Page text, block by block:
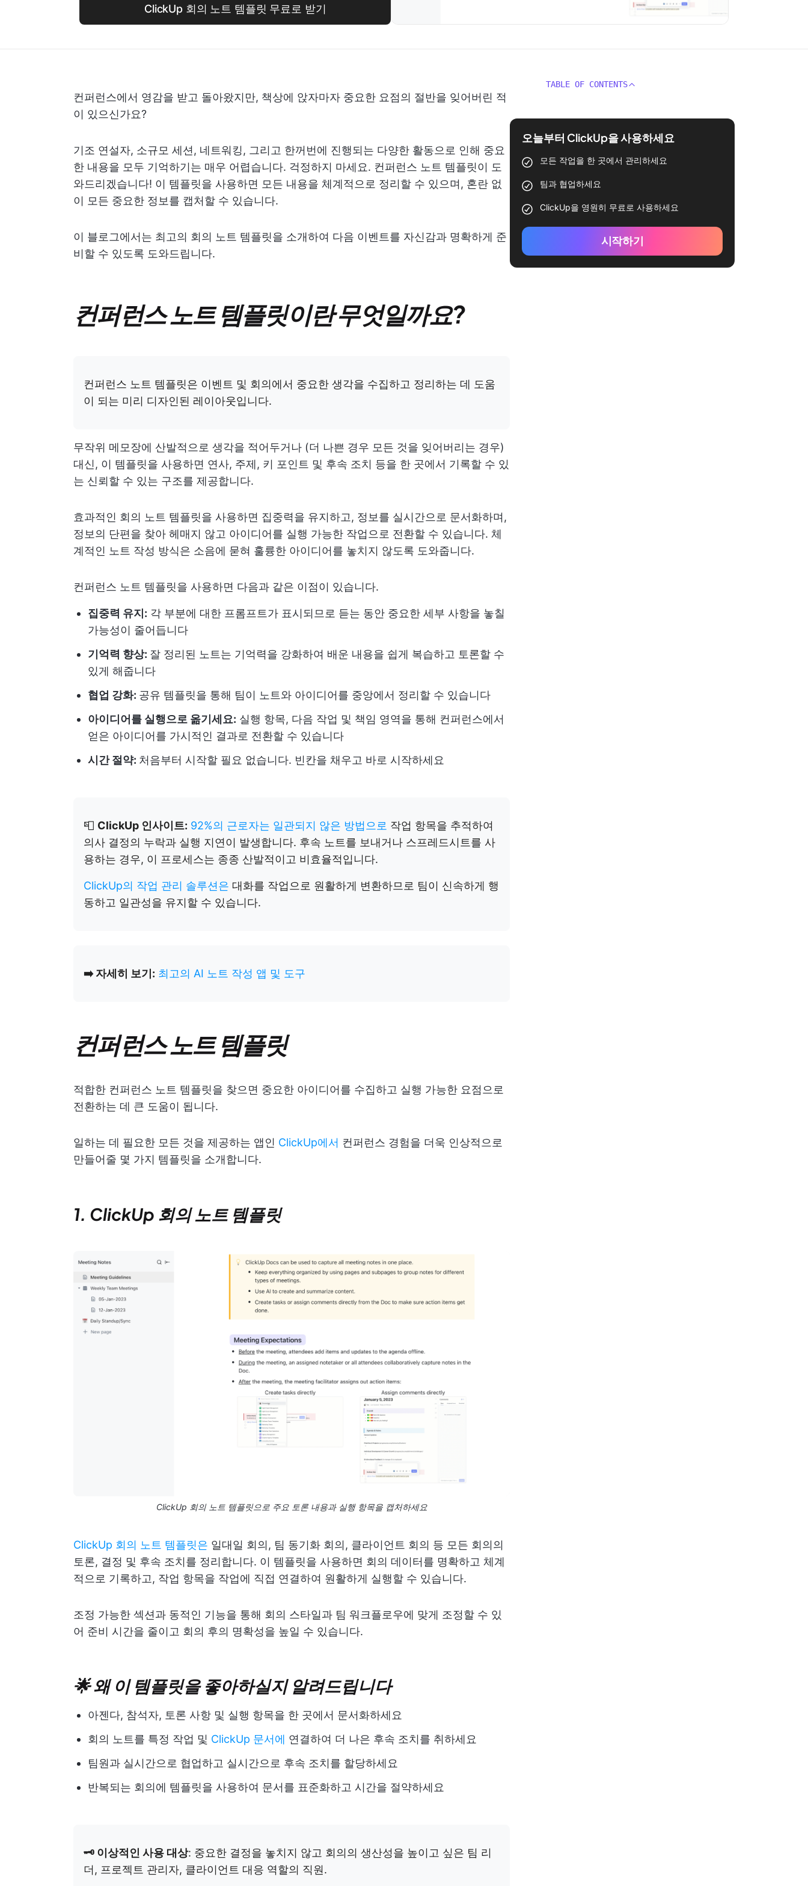
ClickUp 회의 노트 템플릿 무료로 받기
컨퍼런스에서 영감을 받고 돌아왔지만, 책상에 앉자마자 중요한 요점의 절반을 잊어버린 적
이 있으신가요?
기조 연설자, 소규모 세션, 네트워킹, 그리고 한꺼번에 진행되는 다양한 활동으로 인해 중요
한 내용을 모두 기억하기는 매우 어렵습니다. 걱정하지 마세요. 컨퍼런스 노트 템플릿이 도
와드리겠습니다! 이 템플릿을 사용하면 모든 내용을 체계적으로 정리할 수 있으며, 혼란 없
이 모든 중요한 정보를 캡처할 수 있습니다.
이 블로그에서는 최고의 회의 노트 템플릿을 소개하여 다음 이벤트를 자신감과 명확하게 준
비할 수 있도록 도와드립니다.
컨퍼런스 노트 템플릿이란 무엇일까요?
컨퍼런스 노트 템플릿은 이벤트 및 회의에서 중요한 생각을 수집하고 정리하는 데 도움
이 되는 미리 디자인된 레이아웃입니다.
무작위 메모장에 산발적으로 생각을 적어두거나 (더 나쁜 경우 모든 것을 잊어버리는 경우)
대신, 이 템플릿을 사용하면 연사, 주제, 키 포인트 및 후속 조치 등을 한 곳에서 기록할 수 있
는 신뢰할 수 있는 구조를 제공합니다.
효과적인 회의 노트 템플릿을 사용하면 집중력을 유지하고, 정보를 실시간으로 문서화하며,
정보의 단편을 찾아 헤매지 않고 아이디어를 실행 가능한 작업으로 전환할 수 있습니다. 체
계적인 노트 작성 방식은 소음에 묻혀 훌륭한 아이디어를 놓치지 않도록 도와줍니다.
컨퍼런스 노트 템플릿을 사용하면 다음과 같은 이점이 있습니다.
집중력 유지: 각 부분에 대한 프롬프트가 표시되므로 듣는 동안 중요한 세부 사항을 놓칠
가능성이 줄어듭니다
기억력 향상: 잘 정리된 노트는 기억력을 강화하여 배운 내용을 쉽게 복습하고 토론할 수
있게 해줍니다
협업 강화: 공유 템플릿을 통해 팀이 노트와 아이디어를 중앙에서 정리할 수 있습니다
아이디어를 실행으로 옮기세요: 실행 항목, 다음 작업 및 책임 영역을 통해 컨퍼런스에서
얻은 아이디어를 가시적인 결과로 전환할 수 있습니다
시간 절약: 처음부터 시작할 필요 없습니다. 빈칸을 채우고 바로 시작하세요
📮 ClickUp 인사이트: 92%의 근로자는 일관되지 않은 방법으로 작업 항목을 추적하여
의사 결정의 누락과 실행 지연이 발생합니다. 후속 노트를 보내거나 스프레드시트를 사
용하는 경우, 이 프로세스는 종종 산발적이고 비효율적입니다.
ClickUp의 작업 관리 솔루션은 대화를 작업으로 원활하게 변환하므로 팀이 신속하게 행
동하고 일관성을 유지할 수 있습니다.
➡️ 자세히 보기: 최고의 AI 노트 작성 앱 및 도구
컨퍼런스 노트 템플릿
적합한 컨퍼런스 노트 템플릿을 찾으면 중요한 아이디어를 수집하고 실행 가능한 요점으로
전환하는 데 큰 도움이 됩니다.
일하는 데 필요한 모든 것을 제공하는 앱인 ClickUp에서 컨퍼런스 경험을 더욱 인상적으로
만들어줄 몇 가지 템플릿을 소개합니다.
1. ClickUp 회의 노트 템플릿
ClickUp 회의 노트 템플릿으로 주요 토론 내용과 실행 항목을 캡처하세요
ClickUp 회의 노트 템플릿은 일대일 회의, 팀 동기화 회의, 클라이언트 회의 등 모든 회의의
토론, 결정 및 후속 조치를 정리합니다. 이 템플릿을 사용하면 회의 데이터를 명확하고 체계
적으로 기록하고, 작업 항목을 작업에 직접 연결하여 원활하게 실행할 수 있습니다.
조정 가능한 섹션과 동적인 기능을 통해 회의 스타일과 팀 워크플로우에 맞게 조정할 수 있
어 준비 시간을 줄이고 회의 후의 명확성을 높일 수 있습니다.
🌟 왜 이 템플릿을 좋아하실지 알려드립니다
아젠다, 참석자, 토론 사항 및 실행 항목을 한 곳에서 문서화하세요
회의 노트를 특정 작업 및 ClickUp 문서에 연결하여 더 나은 후속 조치를 취하세요
팀원과 실시간으로 협업하고 실시간으로 후속 조치를 할당하세요
반복되는 회의에 템플릿을 사용하여 문서를 표준화하고 시간을 절약하세요
🗝️ 이상적인 사용 대상: 중요한 결정을 놓치지 않고 회의의 생산성을 높이고 싶은 팀 리
더, 프로젝트 관리자, 클라이언트 대응 역할의 직원.
TABLE OF CONTENTS
오늘부터 ClickUp을 사용하세요
모든 작업을 한 곳에서 관리하세요
팀과 협업하세요
ClickUp을 영원히 무료로 사용하세요
시작하기